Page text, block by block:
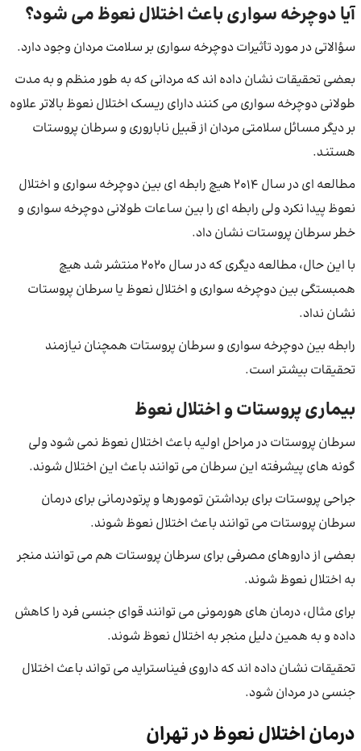
آیا دوچرخه سواری باعث اختلال نعوظ می شود؟
سؤالاتی در مورد تأثیرات دوچرخه سواری بر سلامت مردان وجود دارد.
بعضی تحقیقات نشان داده اند که مردانی که به طور منظم و به مدت
طولانی دوچرخه سواری می کنند دارای ریسک اختلال نعوظ بالاتر علاوه
بر دیگر مسائل سلامتی مردان از قبیل ناباروری و سرطان پروستات
هستند.
مطالعه ای در سال 2014 هیچ رابطه ای بین دوچرخه سواری و اختلال
نعوظ پیدا نکرد ولی رابطه ای را بین ساعات طولانی دوچرخه سواری و
خطر سرطان پروستات نشان داد.
با این حال، مطالعه دیگری که در سال 2020 منتشر شد هیچ
همبستگی بین دوچرخه سواری و اختلال نعوظ یا سرطان پروستات
نشان نداد.
رابطه بین دوچرخه سواری و سرطان پروستات همچنان نیازمند
تحقیقات بیشتر است.
بیماری پروستات و اختلال نعوظ
سرطان پروستات در مراحل اولیه باعث اختلال نعوظ نمی شود ولی
گونه های پیشرفته این سرطان می توانند باعث این اختلال شوند.
جراحی پروستات برای برداشتن تومورها و پرتودرمانی برای درمان
سرطان پروستات می توانند باعث اختلال نعوظ شوند.
بعضی از داروهای مصرفی برای سرطان پروستات هم می توانند منجر
به اختلال نعوظ شوند.
برای مثال، درمان های هورمونی می توانند قوای جنسی فرد را کاهش
داده و به همین دلیل منجر به اختلال نعوظ شوند.
تحقیقات نشان داده اند که داروی فیناستراید می تواند باعث اختلال
جنسی در مردان شود.
درمان اختلال نعوظ در تهران